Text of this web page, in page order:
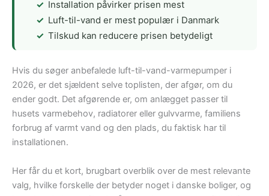
Installation påvirker prisen mest
Luft-til-vand er mest populær i Danmark
Tilskud kan reducere prisen betydeligt
Hvis du søger anbefalede luft-til-vand-varmepumper i
2026, er det sjældent selve toplisten, der afgør, om du
ender godt. Det afgørende er, om anlægget passer til
husets varmebehov, radiatorer eller gulvvarme, familiens
forbrug af varmt vand og den plads, du faktisk har til
installationen.
Her får du et kort, brugbart overblik over de mest relevante
valg, hvilke forskelle der betyder noget i danske boliger, og